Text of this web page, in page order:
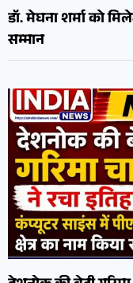
डॉ. मेघना शर्मा को
सम्मान